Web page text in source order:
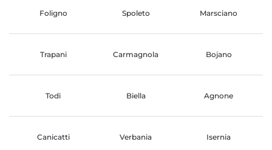
Foligno Spoleto Marsciano
Trapani Carmagnola Bojano
Todi Biella Agnone
Canicatti Verbania Isernia